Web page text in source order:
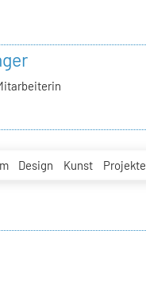
Design Kunst Projekte